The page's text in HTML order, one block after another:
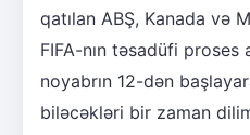
qatılan ABŞ, Kanada və
FIFA-nın təsadüfi proses
noyabrın 12-dən
biləcəkləri bir zaman